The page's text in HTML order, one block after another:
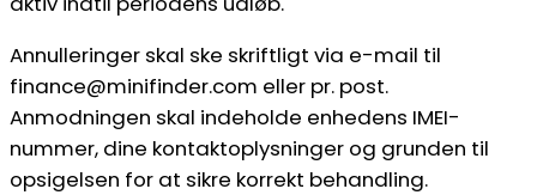
Annulleringer skal ske skriftligt via e-mail til
finance@minifinder.com eller pr. post.
Anmodningen skal indeholde enhedens IMEI-
nummer, dine kontaktoplysninger og grunden til
opsigelsen for at sikre korrekt behandling.